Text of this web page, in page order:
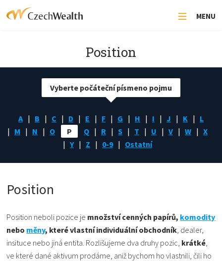
MENU
Position
A B C D E F G H I J K
L
M
N O P Q R S T U V W
X
Y
Z 0-9 Ostatní
Vyberte počáteční písmeno pojmu
Position
Position neboli pozice je množství cenných papírů, komodity
nebo měny, které vlastní individuální obchodník , dealer,
insituce nebo jiná entita. Rozlišujeme dva druhy pozic, krátké
ve které dané aktivum prodáme, aniž bychom ho vlastnili, čili ho